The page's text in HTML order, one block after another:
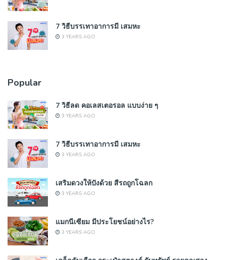
7 วิธีบรรเทาอาการมี เสมหะ
3 YEARS AGO
Popular
7 วิธีลด คอเลสเตอรอล แบบง่าย ๆ
3 YEARS AGO
7 วิธีบรรเทาอาการมี เสมหะ
3 YEARS AGO
เสริมดวงให้ปังด้วย สีรถถูกโฉลก
3 YEARS AGO
แมกนีเซียม มีประโยชน์อย่างไร?
3 YEARS AGO